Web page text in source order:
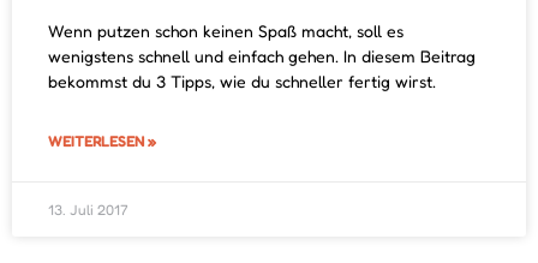
Wenn putzen schon keinen Spaß macht, soll es
wenigstens schnell und einfach gehen. In diesem Beitrag
bekommst du 3 Tipps, wie du schneller fertig wirst.
WEITERLESEN »
13. Juli 2017